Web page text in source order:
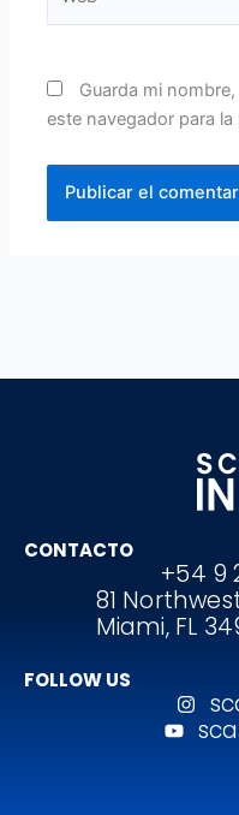
Guarda mi
este navegador para
CONTACTO
+54 9
81
Miami, FL
FOLLOW US